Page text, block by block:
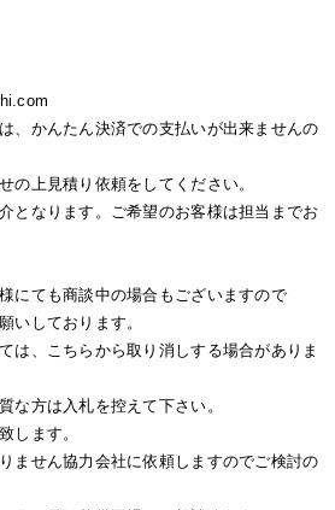
、かんたん決済での支払いが出来ませんの
の上見積り依頼をしてください。
となります。ご希望のお客様は担当までお
にても商談中の場合もございますので
いしております。
は、こちらから取り消しする場合がありま
な方は入札を控えて下さい。
します。
ません協力会社に依頼しますのでご検討の